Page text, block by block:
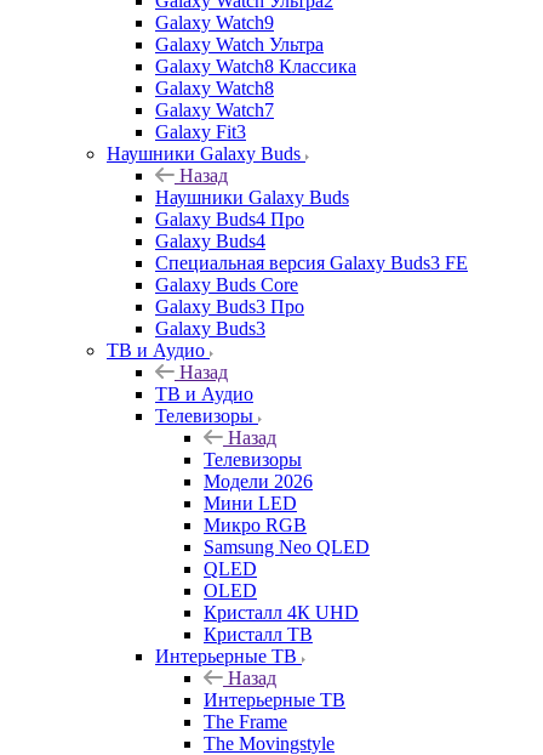
Galaxy Watch9
Galaxy Watch Ультра
Galaxy Watch8 Классика
Galaxy Watch8
Galaxy Watch7
Galaxy Fit3
Наушники Galaxy Buds
Назад
Наушники Galaxy Buds
Galaxy Buds4 Про
Galaxy Buds4
Специальная версия Galaxy Buds3 FE
Galaxy Buds Core
Galaxy Buds3 Про
Galaxy Buds3
ТВ и Аудио
Назад
ТВ и Аудио
Телевизоры
Назад
Телевизоры
Модели 2026
Мини LED
Микро RGB
Samsung Neo QLED
QLED
OLED
Кристалл 4К UHD
Кристалл ТВ
Интерьерные ТВ
Назад
Интерьерные ТВ
The Frame
The Movingstyle